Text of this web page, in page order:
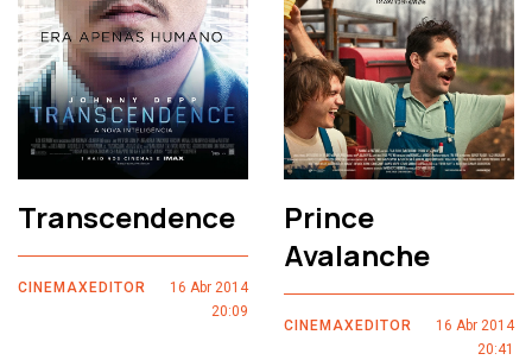
Transcendence
CINEMAXEDITOR
16 Abr 2014
20:09
Prince
Avalanche
CINEMAXEDITOR
16 Abr 2014
20:41